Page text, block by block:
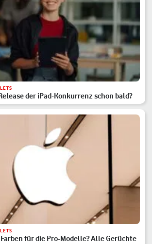
der iPad-Konkurrenz schon bald?
für die Pro-Modelle? Alle Gerüchte